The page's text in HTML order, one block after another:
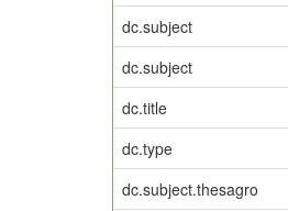
dc.subject
dc.subject
dc.title
dc.type
dc.subject.thesagro